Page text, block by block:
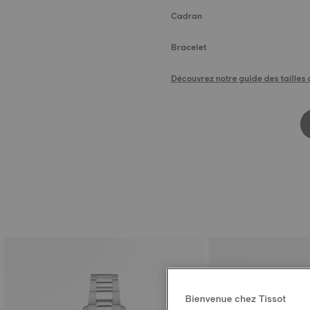
Cadran
Bracelet
Découvrez notre guide des tailles
Bienvenue chez Tissot